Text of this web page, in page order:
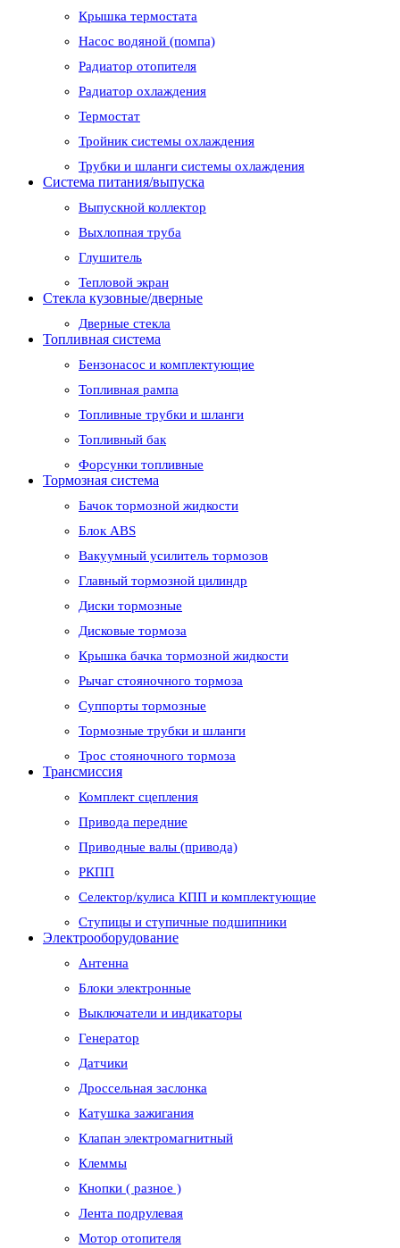
Крышка термостата
Насос водяной (помпа)
Радиатор отопителя
Радиатор охлаждения
Термостат
Тройник системы охлаждения
Трубки и шланги системы охлаждения
Система питания/выпуска
Выпускной коллектор
Выхлопная труба
Глушитель
Тепловой экран
Стекла кузовные/дверные
Дверные стекла
Топливная система
Бензонасос и комплектующие
Топливная рампа
Топливные трубки и шланги
Топливный бак
Форсунки топливные
Тормозная система
Бачок тормозной жидкости
Блок ABS
Вакуумный усилитель тормозов
Главный тормозной цилиндр
Диски тормозные
Дисковые тормоза
Крышка бачка тормозной жидкости
Рычаг стояночного тормоза
Суппорты тормозные
Тормозные трубки и шланги
Трос стояночного тормоза
Трансмиссия
Комплект сцепления
Привода передние
Приводные валы (привода)
РКПП
Селектор/кулиса КПП и комплектующие
Ступицы и ступичные подшипники
Электрооборудование
Антенна
Блоки электронные
Выключатели и индикаторы
Генератор
Датчики
Дроссельная заслонка
Катушка зажигания
Клапан электромагнитный
Клеммы
Кнопки ( разное )
Лента подрулевая
Мотор отопителя